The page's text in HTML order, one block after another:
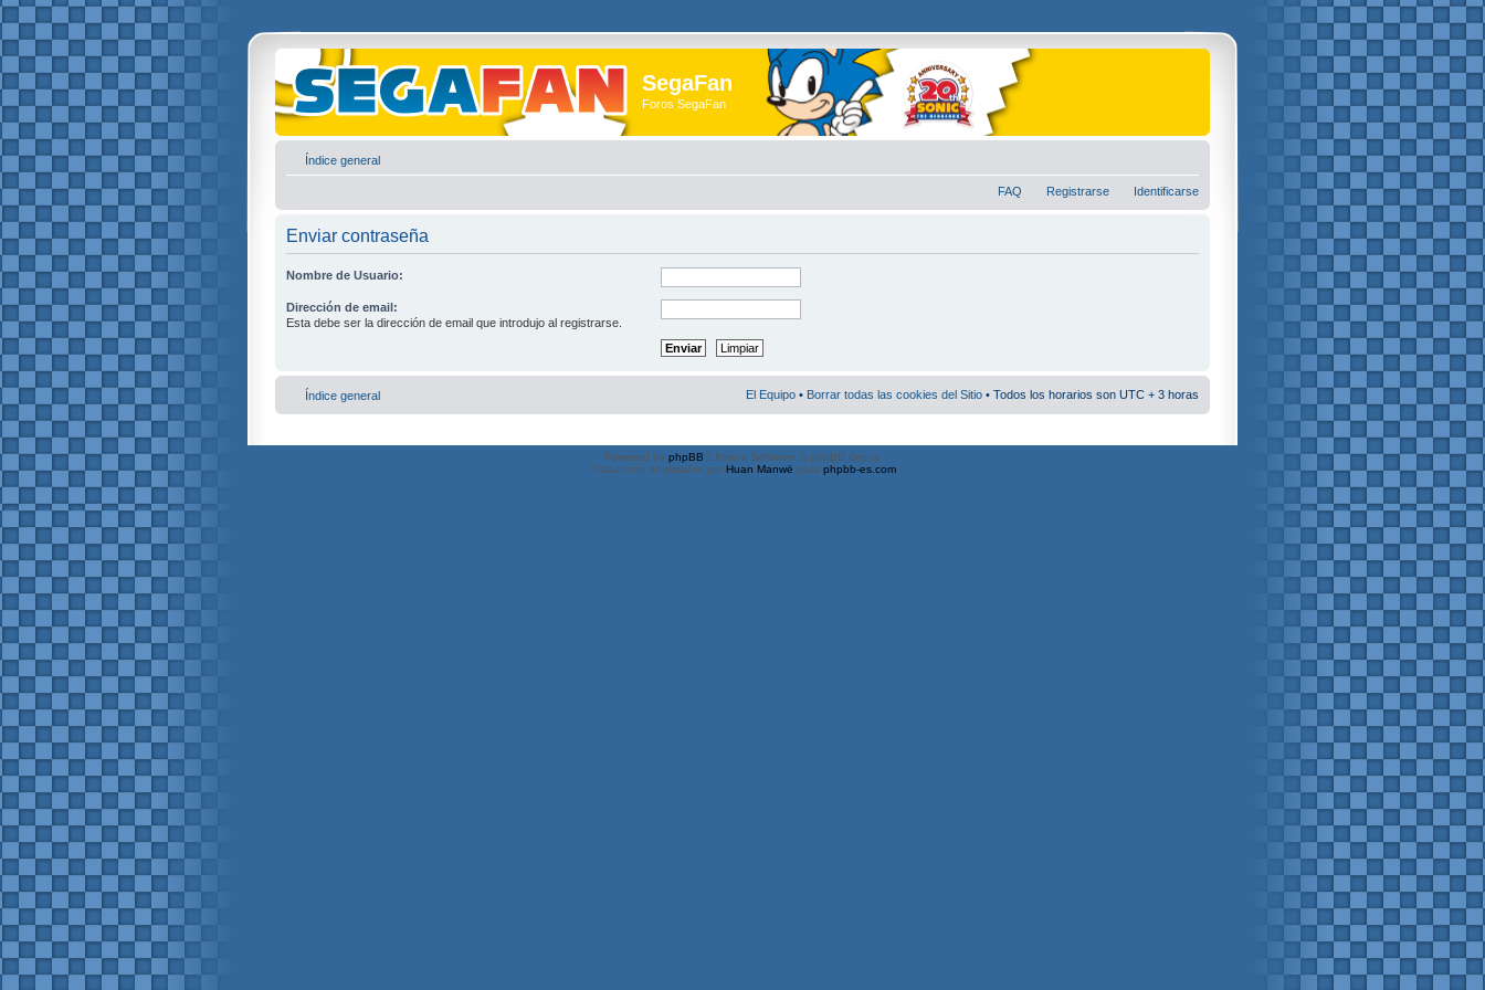
SegaFan
Foros SegaFan
Índice general
FAQ Registrarse Identificarse
Enviar contraseña
Nombre de Usuario:
Dirección de email:
Esta debe ser la dirección de email que introdujo al registrarse.
Índice general El Equipo • Borrar todas las cookies del Sitio • Todos los horarios son UTC + 3 horas
Powered by phpBB® Forum Software © phpBB Group
Traducción al español por Huan Manwë para phpbb-es.com